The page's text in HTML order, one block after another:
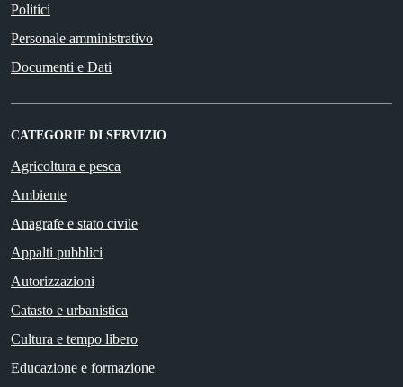
Politici
Personale amministrativo
Documenti e Dati
CATEGORIE DI SERVIZIO
Agricoltura e pesca
Ambiente
Anagrafe e stato civile
Appalti pubblici
Autorizzazioni
Catasto e urbanistica
Cultura e tempo libero
Educazione e formazione